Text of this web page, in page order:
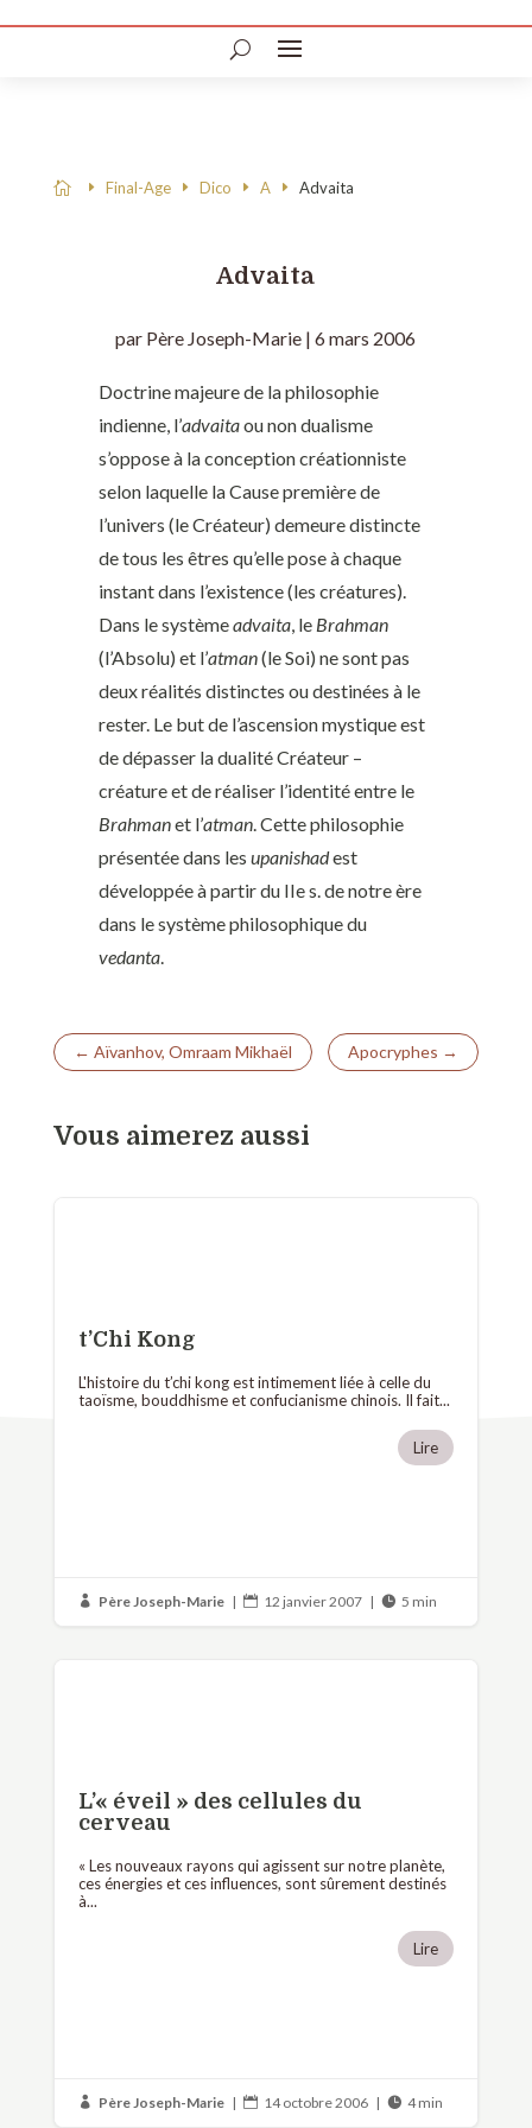
 Final-Age Dico A Advaita
Advaita
par Père Joseph-Marie |6 mars 2006
Doctrine majeure de la philosophie
indienne, l’advaitaou non dualisme
s’oppose à la conception créationniste
selon laquelle la Cause première de
l’univers (le Créateur) demeure distincte
de tous les êtres qu’elle pose à chaque
instant dans l’existence (les créatures).
Dans le systèmeadvaita, le Brahman
(l’Absolu) et l’atman(le Soi) ne sont pas
deux réalités distinctes ou destinées à le
rester. Le but de l’ascension mystique est
de dépasser la dualité Créateur –
créature et de réaliser l’identité entre le
Brahmanet l’atman. Cette philosophie
présentée dans les upanishadest
développée à partir du IIe s. de notre ère
dans le système philosophique du
vedanta.
← Aïvanhov, Omraam Mikhaël Apocryphes →
Vous aimerez aussi
t’Chi Kong
L'histoire du t’chi kong est intimement liée à celle du
taoïsme, bouddhisme et confucianisme chinois. Il fait...
Lire
 Père Joseph-Marie |  12 janvier 2007 |  5 min
L’« éveil » des cellules du
cerveau
« Les nouveaux rayons qui agissent sur notre planète,
ces énergies et ces influences, sont sûrement destinés
à...
Lire
 Père Joseph-Marie |  14 octobre 2006 |  4 min